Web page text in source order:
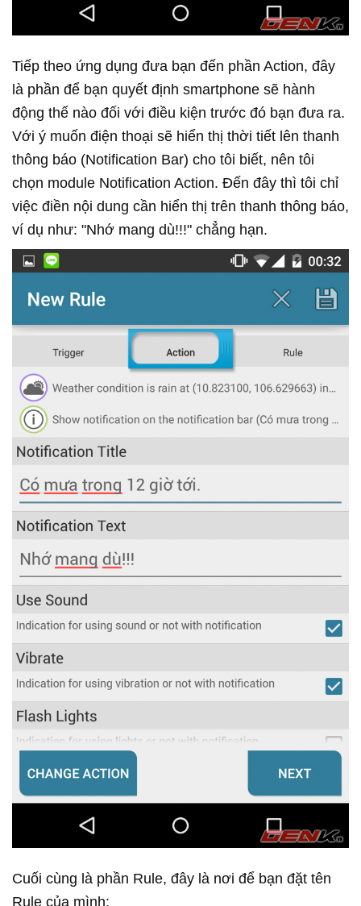
Tiếp theo ứng dụng đưa bạn đến phần Action, đây
là phần để bạn quyết định smartphone sẽ hành
động thế nào đối với điều kiện trước đó bạn đưa ra.
Với ý muốn điện thoại sẽ hiển thị thời tiết lên thanh
thông báo (Notification Bar) cho tôi biết, nên tôi
chọn module Notification Action. Đến đây thì tôi chỉ
việc điền nội dung cần hiển thị trên thanh thông báo,
ví dụ như: "Nhớ mang dù!!!" chẳng hạn.
Cuối cùng là phần Rule, đây là nơi để bạn đặt tên
Rule của mình: